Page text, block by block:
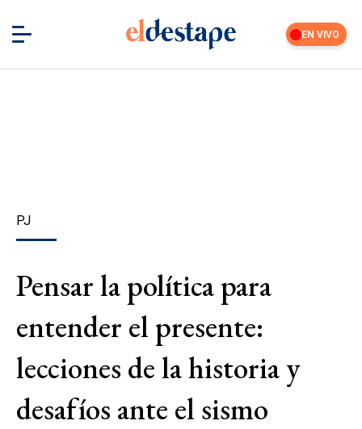
EN VIVO
PJ
Pensar la política para
entender el presente:
lecciones de la historia y
desafíos ante el sismo